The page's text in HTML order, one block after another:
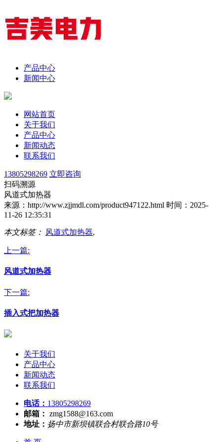
产品中心
新闻中心
网站首页
关于我们
产品中心
新闻动态
联系我们
13805298269 立即咨询
扫码溯源
风道式加热器
来源：http://www.zjjmdl.com/product947122.html 时间：2025-
11-26 12:35:31
本文标签： 风道式加热器,
上一篇:
风道式加热器
下一篇:
插入式把加热器
关于我们
产品中心
新闻动态
联系我们
电话： 13805298269
邮箱： zmg1588@163.com
地址： 扬中市新坝镇联合村联合路10号